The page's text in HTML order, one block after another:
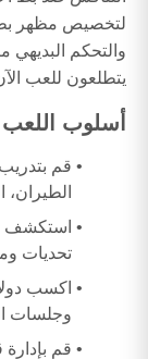
لتخصيص مظهر
والتحكم البديهي
يتطلعون للعب
أسلوب
قم
الطيران،
استكشف
تحديات
اكسب
وجلسات
قم